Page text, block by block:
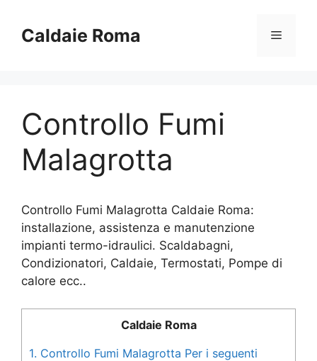
contenuto
Caldaie Roma Menu
Controllo Fumi
Malagrotta
Controllo Fumi Malagrotta Caldaie Roma:
installazione, assistenza e manutenzione
impianti termo-idraulici. Scaldabagni,
Condizionatori, Caldaie, Termostati, Pompe di
calore ecc..
Caldaie Roma
1. Controllo Fumi Malagrotta Per i seguenti